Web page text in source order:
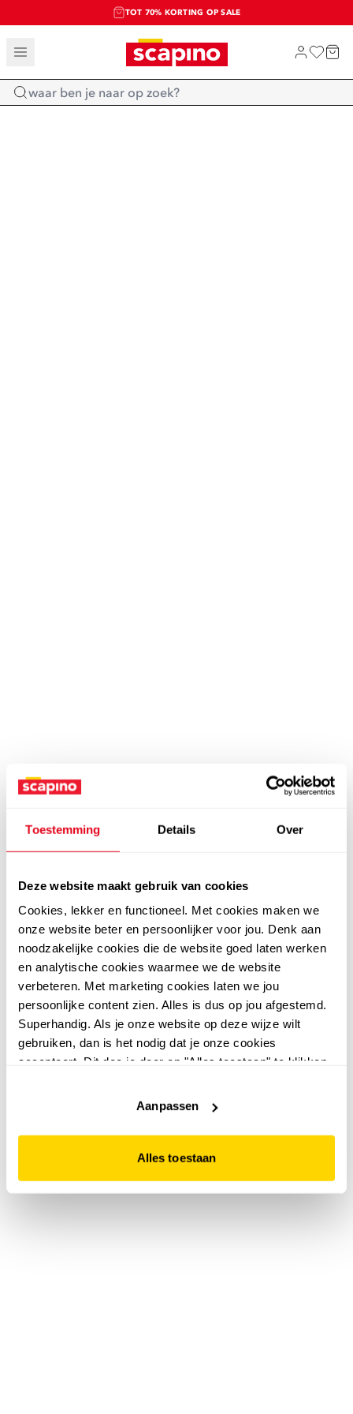
Toestemming Details Over
Deze website maakt gebruik van cookies
Cookies, lekker en functioneel. Met cookies maken we
onze website beter en persoonlijker voor jou. Denk aan
noodzakelijke cookies die de website goed laten werken
en analytische cookies waarmee we de website
verbeteren. Met marketing cookies laten we jou
persoonlijke content zien. Alles is dus op jou afgestemd.
Superhandig. Als je onze website op deze wijze wilt
gebruiken, dan is het nodig dat je onze cookies
accepteert. Dit doe je door op "Alles toestaan" te klikken.
website niet optimaal functioneert.
Aanpassen
Alles toestaan
TOT 70% KORTING OP SALE
SALE: LAATSTE KANS!
SHOP NIEUW
Home